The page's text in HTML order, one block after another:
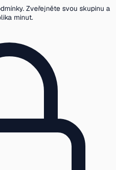
Zveřejněte svou skupinu a
minut.